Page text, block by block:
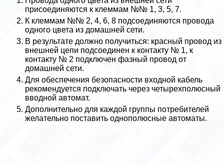
присоединяются к клеммам №№ 1, 3, 5, 7.
К клеммам №№ 2, 4, 6, 8 подсоединяются провода
одного цвета из домашней сети.
В результате должно получиться: красный провод из
внешней цепи подсоединен к контакту № 1, к
контакту № 2 подключен фазный провод от
домашней сети.
Для обеспечения безопасности входной кабель
рекомендуется подключать через четырехполюсный
вводной автомат.
Дополнительно для каждой группы потребителей
желательно поставить однополюсные автоматы.